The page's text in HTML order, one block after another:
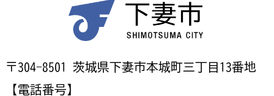
〒304-8501 茨城県下妻市本城町三丁目13番地
【電話番号】